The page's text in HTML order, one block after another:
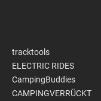
tracktools
ELECTRIC RIDES
CampingBuddies
CAMPINGVERRÜCKT